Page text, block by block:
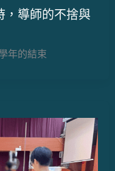
，導師的不捨與
年的結束